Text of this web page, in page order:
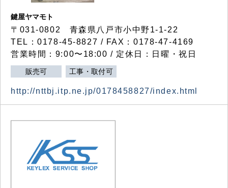
鍵屋ヤマモト
〒031-0802 青森県八戸市小中野1-1-22
TEL：0178-45-8827 / FAX：0178-47-4169
営業時間：9:00〜18:00 / 定休日：日曜・祝日
販売可 工事・取付可
http://nttbj.itp.ne.jp/0178458827/index.html